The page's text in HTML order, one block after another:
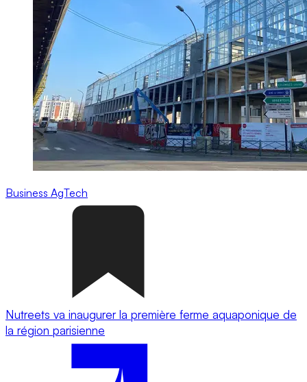
Business AgTech
Nutreets va inaugurer la première ferme aquaponique de
la région parisienne